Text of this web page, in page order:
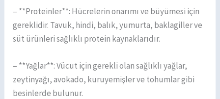
– **Proteinler**: Hücrelerin onarımı ve büyümesi için
gereklidir. Tavuk, hindi, balık, yumurta, baklagiller ve
süt ürünleri sağlıklı protein kaynaklarıdır.
– **Yağlar**: Vücut için gerekli olan sağlıklı yağlar,
zeytinyağı, avokado, kuruyemişler ve tohumlar gibi
besinlerde bulunur.